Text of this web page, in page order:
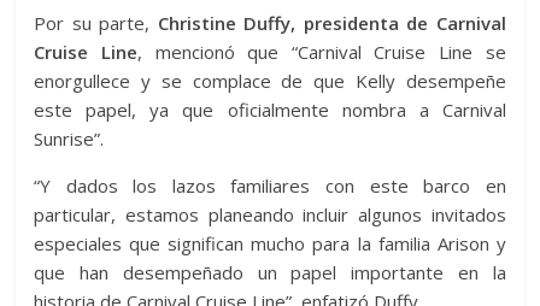
Por su parte, Christine Duffy, presidenta de Carnival
Cruise Line, mencionó que “Carnival Cruise Line se
enorgullece y se complace de que Kelly desempeñe
este papel, ya que oficialmente nombra a Carnival
Sunrise”.
“Y dados los lazos familiares con este barco en
particular, estamos planeando incluir algunos invitados
especiales que significan mucho para la familia Arison y
que han desempeñado un papel importante en la
historia de Carnival Cruise Line”, enfatizó Duffy.